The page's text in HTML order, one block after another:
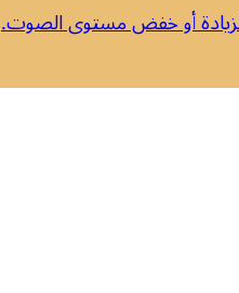
أو خفض مستوى الصوت.